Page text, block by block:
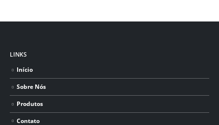
LINKS
Início
Sobre Nós
Produtos
Contato